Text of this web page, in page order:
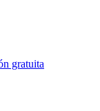
gratuita